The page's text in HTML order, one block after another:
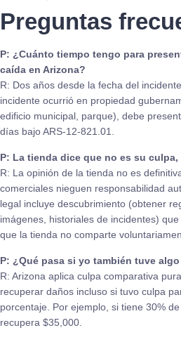
Preguntas
P: ¿Cuánto tiempo tengo para
caída en Arizona?
R: Dos años desde la fecha del
incidente ocurrió en propiedad
edificio municipal, parque), debe
días bajo ARS-12-821.01.
P: La tienda dice que no es su
R: La opinión de la tienda no es
comerciales nieguen responsabilidad
legal incluye descubrimiento (obtener
imágenes, historiales de incidentes)
que la tienda no comparte
P: ¿Qué pasa si yo también tuve
R: Arizona aplica culpa comparativa
recuperar daños incluso si tuvo culpa
porcentaje. Por ejemplo, si tiene 30%
recupera $35,000.